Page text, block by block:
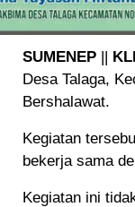
SUMENEP
Desa Talaga,
Bershalawat.
Kegiatan
bekerja sama
Kegiatan ini